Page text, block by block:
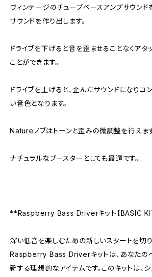
ヴィンテージのチューブベースアンプサウンド
サウンドを作り出します。
ドライブを下げると音を歪ませることなくアタ
ことができます。
ドライブを上げると、歪んだサウンドになりコ
い音色となります。
Natureノブはトーンと歪みの微調整を行えます
ナチュラルなブースターとしても最適です。
**Raspberry Bass Driverキット【BASIC
深い低音を楽しむための新しいスタートを切り
Raspberry Bass Driverキットは、あなたの
新する理想的なアイテムです。このキットは、